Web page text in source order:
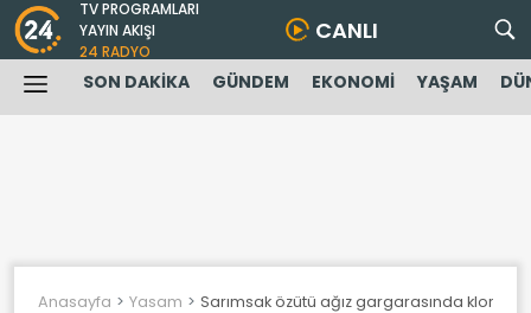
TV PROGRAMLARI
YAYIN AKIŞI
24 RADYO
CANLI
SON DAKİKA GÜNDEM EKONOMİ YAŞAM
Anasayfa Yasam Sarımsak özütü ağız gargarasında